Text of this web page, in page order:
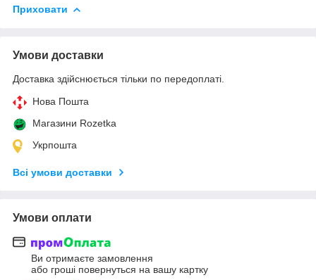
Приховати
Умови доставки
Доставка здійснюється тільки по передоплаті.
Нова Пошта
Магазини Rozetka
Укрпошта
Всі умови доставки
Умови оплати
Ви отримаєте замовлення
або гроші повернуться на вашу картку